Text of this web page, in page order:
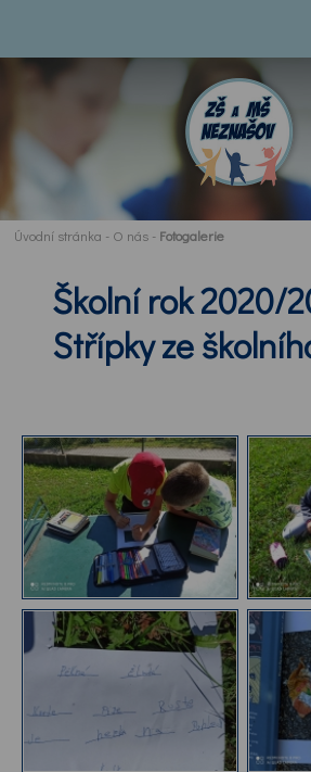
Úvodní stránka - O nás- Fotogalerie
Školní rok 2020/
Střípky ze